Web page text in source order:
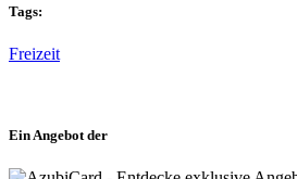
Tags:
Freizeit
Ein Angebot der